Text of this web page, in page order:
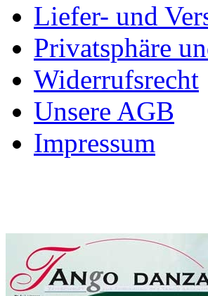
Liefer- und
Privatsphäre
Widerrufsrecht
Unsere AGB
Impressum